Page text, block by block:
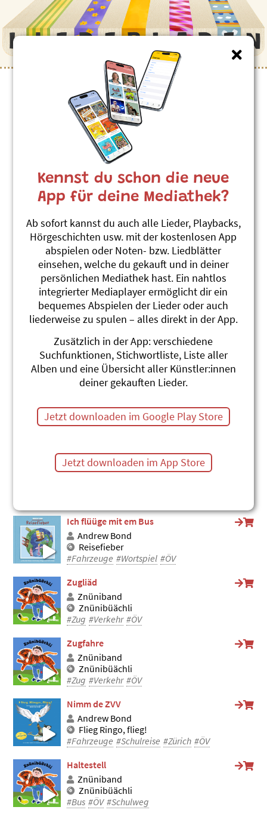
Kinderlieder zum Thema
”ÖV”
Nachtzug
Andrew Bond
Reisefieber
#Ferien #Nachtzug #Zug #ÖV
Tramnummere
Andrew Bond
Reisefieber
#Tram #Zählen #ÖV
Tschu tschu
Billy & Benno
Mir fahred use id Wält
#Zug #Reisen #ÖV
Immer underwägs
Andrew Bond
Flieg Ringo, flieg!
#Schulreise #Unterwegs sein #ÖV
Andrew Bond
Flieg Ringo, flieg!
Stiig ii, chumm wiiter
Andrew Bond
Ich flüüge mit em Bus
Andrew Bond
Reisefieber
#Fahrzeuge #Wortspiel #ÖV
Zugliäd
Znüniband
Znünibüächli
#Zug #Verkehr #ÖV
Zugfahre
Znüniband
Znünibüächli
#Zug #Verkehr #ÖV
Nimm de ZVV
Andrew Bond
Flieg Ringo, flieg!
#Fahrzeuge #Schulreise #Zürich #ÖV
Haltestell
Znüniband
Znünibüächli
#Bus #ÖV #Schulweg
Kennst du schon die neue
App für deine Mediathek?
Ab sofort kannst du auch alle Lieder, Playbacks,
Hörgeschichten usw. mit der kostenlosen App
abspielen oder Noten- bzw. Liedblätter
einsehen, welche du gekauft und in deiner
persönlichen Mediathek hast. Ein nahtlos
integrierter Mediaplayer ermöglicht dir ein
bequemes Abspielen der Lieder oder auch
liederweise zu spulen – alles direkt in der App.
Zusätzlich in der App: verschiedene
Suchfunktionen, Stichwortliste, Liste aller
Alben und eine Übersicht aller Künstler:innen
deiner gekauften Lieder.
Jetzt downloaden im Google Play Store
Jetzt downloaden im App Store